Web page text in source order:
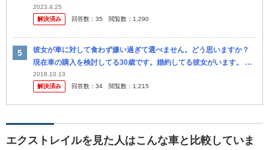
しています。 そこで候補です。 ①ランクルプラド2.7 TX Lパッ...
2023.4.25
解決済み
回答数： 35 閲覧数： 1,290
彼女が車に対して食わず嫌い過ぎて選べません。どう思いますか？
現在車の購入を検討してる30歳です。婚約してる彼女がいます。 彼
女は何かと私に同調する所がありますが、車に関しては食わず嫌い過
ぎて困...
2018.10.13
解決済み
回答数： 34 閲覧数： 1,215
エクストレイルを見た人はこんな車と比較していま